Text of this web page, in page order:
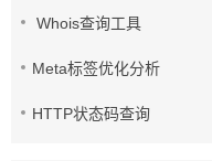
Whois查询工具
Meta标签优化分析
HTTP状态码查询